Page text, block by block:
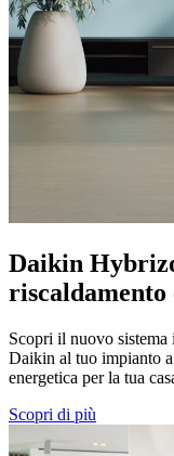
Daikin
riscaldamento
Scopri il nuovo
Daikin al tuo impianto
energetica per la tua
Scopri di più